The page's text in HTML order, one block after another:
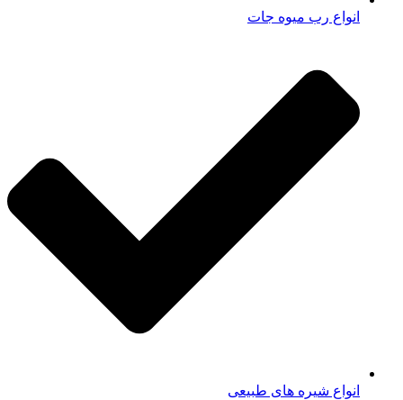
انواع رب میوه جات
انواع شیره های طبیعی